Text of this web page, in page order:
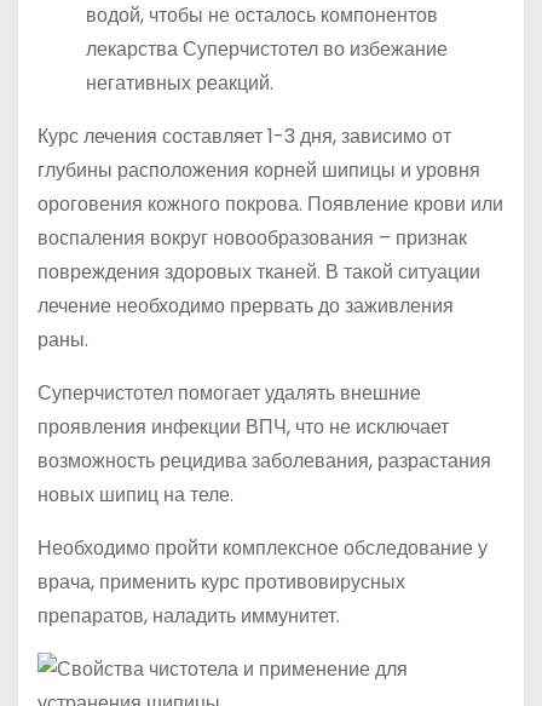
водой, чтобы не осталось компонентов
лекарства Суперчистотел во избежание
негативных реакций.
Курс лечения составляет 1-3 дня, зависимо от
глубины расположения корней шипицы и уровня
ороговения кожного покрова. Появление крови или
воспаления вокруг новообразования – признак
повреждения здоровых тканей. В такой ситуации
лечение необходимо прервать до заживления
раны.
Суперчистотел помогает удалять внешние
проявления инфекции ВПЧ, что не исключает
возможность рецидива заболевания, разрастания
новых шипиц на теле.
Необходимо пройти комплексное обследование у
врача, применить курс противовирусных
препаратов, наладить иммунитет.